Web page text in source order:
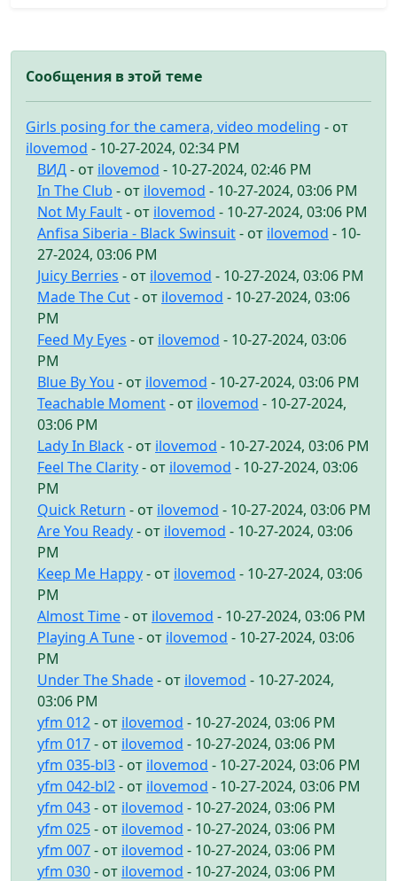
Сообщения в этой теме
Girls posing for the camera, video modeling - от
ilovemod - 10-27-2024, 02:34 PM
ВИД- от ilovemod - 10-27-2024, 02:46 PM
In The Club - от ilovemod - 10-27-2024, 03:06 PM
Not My Fault- от ilovemod - 10-27-2024, 03:06 PM
Anfisa Siberia - Black Swinsuit- от ilovemod - 10-
27-2024, 03:06 PM
Juicy Berries - от ilovemod - 10-27-2024, 03:06 PM
Made The Cut- от ilovemod - 10-27-2024, 03:06
PM
Feed My Eyes - от ilovemod - 10-27-2024, 03:06
PM
Blue By You - от ilovemod - 10-27-2024, 03:06 PM
Teachable Moment- от ilovemod - 10-27-2024,
03:06 PM
Lady In Black - от ilovemod - 10-27-2024, 03:06 PM
Feel The Clarity- от ilovemod - 10-27-2024, 03:06
PM
Quick Return - от ilovemod - 10-27-2024, 03:06 PM
Are You Ready- от ilovemod - 10-27-2024, 03:06
PM
Keep Me Happy- от ilovemod - 10-27-2024, 03:06
PM
Almost Time- от ilovemod - 10-27-2024, 03:06 PM
Playing A Tune- от ilovemod - 10-27-2024, 03:06
PM
Under The Shade- от ilovemod - 10-27-2024,
03:06 PM
yfm 012- от ilovemod - 10-27-2024, 03:06 PM
yfm 017- от ilovemod - 10-27-2024, 03:06 PM
yfm 035-bl3- от ilovemod - 10-27-2024, 03:06 PM
yfm 042-bl2- от ilovemod - 10-27-2024, 03:06 PM
yfm 043- от ilovemod - 10-27-2024, 03:06 PM
yfm 025- от ilovemod - 10-27-2024, 03:06 PM
yfm 007- от ilovemod - 10-27-2024, 03:06 PM
yfm 030- от ilovemod - 10-27-2024, 03:06 PM